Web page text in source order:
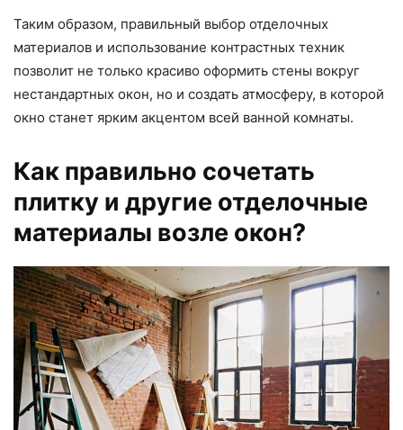
Таким образом, правильный выбор отделочных
материалов и использование контрастных техник
позволит не только красиво оформить стены вокруг
нестандартных окон, но и создать атмосферу, в которой
окно станет ярким акцентом всей ванной комнаты.
Как правильно сочетать
плитку и другие отделочные
материалы возле окон?